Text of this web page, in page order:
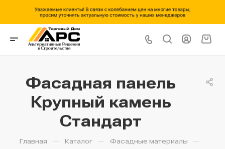
Фасадная панель
Крупный камень
Стандарт
Главная — Каталог — Фасадные материалы —